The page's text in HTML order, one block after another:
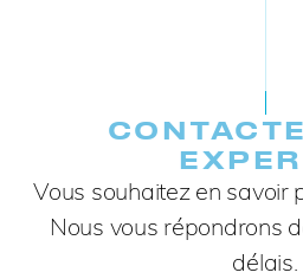
Vous souhaitez en savoir
Nous vous répondrons
délais.